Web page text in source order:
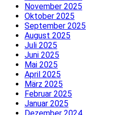
November 2025
Oktober 2025
September 2025
August 2025
Juli 2025
Juni 2025
Mai 2025
April 2025
März 2025
Februar 2025
Januar 2025